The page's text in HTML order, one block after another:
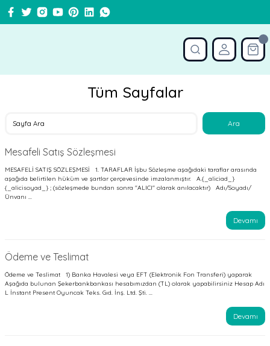
Tüm Sayfalar
Mesafeli Satış Sözleşmesi
MESAFELİ SATIŞ SÖZLEŞMESİ 1. TARAFLAR İşbu Sözleşme aşağıdaki taraflar arasında
aşağıda belirtilen hüküm ve şartlar çerçevesinde imzalanmıştır. A.{_aliciad_}
{_alicisoyad_} ; (sözleşmede bundan sonra "ALICI" olarak anılacaktır) Adı/Soyadı/
Ünvanı ...
Devamı
Ödeme ve Teslimat
Ödeme ve Teslimat 1) Banka Havalesi veya EFT (Elektronik Fon Transferi) yaparak
Aşağıda bulunan Şekerbankbankası hesabımızdan (TL) olarak yapabilirsiniz Hesap Adı
L İnstant Present Oyuncak Teks. Gıd. İnş. Ltd. Şti. ...
Devamı